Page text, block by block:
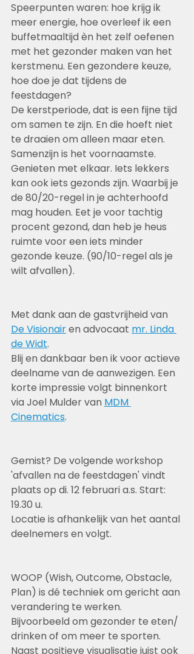
Speerpunten waren: hoe krijg ik
meer energie, hoe overleef ik een
buffetmaaltijd èn het zelf oefenen
met het gezonder maken van het
kerstmenu. Een gezondere keuze,
hoe doe je dat tijdens de
feestdagen?
De kerstperiode, dat is een fijne tijd
om samen te zijn. En die hoeft niet
te draaien om alleen maar eten.
Samenzijn is het voornaamste.
Genieten met elkaar. Iets lekkers
kan ook iets gezonds zijn. Waarbij je
de 80/20-regel in je achterhoofd
mag houden. Eet je voor tachtig
procent gezond, dan heb je heus
ruimte voor een iets minder
gezonde keuze. (90/10-regel als je
wilt afvallen).
Met dank aan de gastvrijheid van
De Visionair en advocaat mr. Linda
de Widt.
Blij en dankbaar ben ik voor actieve
deelname van de aanwezigen. Een
korte impressie volgt binnenkort
via Joel Mulder van MDM
Cinematics.
Gemist? De volgende workshop
'afvallen na de feestdagen' vindt
plaats op di. 12 februari a.s. Start:
19.30 u.
Locatie is afhankelijk van het aantal
deelnemers en volgt.
WOOP (Wish, Outcome, Obstacle,
Plan) is dé techniek om gericht aan
verandering te werken.
Bijvoorbeeld om gezonder te eten/
drinken of om meer te sporten.
Naast positieve visualisatie juist ook